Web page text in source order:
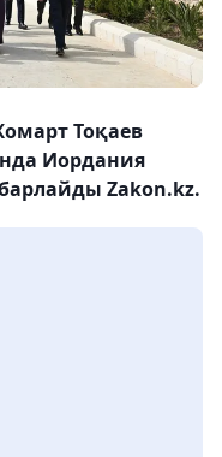
Тоқаев
Иордания
Zakon.kz.